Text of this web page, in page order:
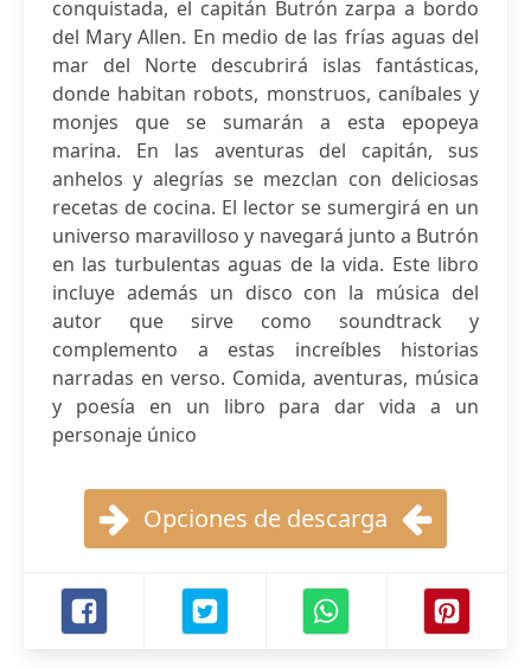
conquistada, el capitán Butrón zarpa a bordo
del Mary Allen. En medio de las frías aguas del
mar del Norte descubrirá islas fantásticas,
donde habitan robots, monstruos, caníbales y
monjes que se sumarán a esta epopeya
marina. En las aventuras del capitán, sus
anhelos y alegrías se mezclan con deliciosas
recetas de cocina. El lector se sumergirá en un
universo maravilloso y navegará junto a Butrón
en las turbulentas aguas de la vida. Este libro
incluye además un disco con la música del
autor que sirve como soundtrack y
complemento a estas increíbles historias
narradas en verso. Comida, aventuras, música
y poesía en un libro para dar vida a un
personaje único
Opciones de descarga